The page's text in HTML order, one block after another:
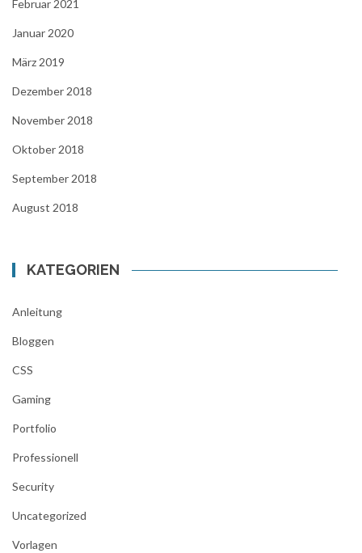
Februar 2021
Januar 2020
März 2019
Dezember 2018
November 2018
Oktober 2018
September 2018
August 2018
KATEGORIEN
Anleitung
Bloggen
CSS
Gaming
Portfolio
Professionell
Security
Uncategorized
Vorlagen